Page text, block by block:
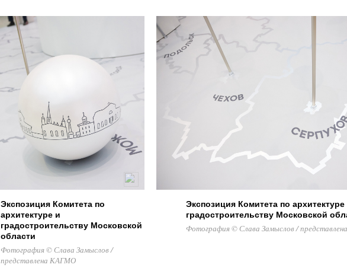
Экспозиция Комитета по
архитектуре и
градостроительству Московской
области
Фотография © Слава Замыслов /
представлена КАГМО
Экспозиция Комитета по архитектуре
градостроительству Московской
Фотография © Слава Замыслов /